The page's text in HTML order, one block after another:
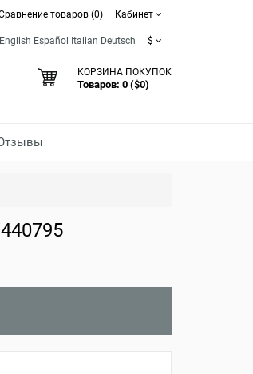
товаров (0) Кабинет
English Español Italian Deutsch $
КОРЗИНА ПОКУПОК
Товаров: 0 ($0)